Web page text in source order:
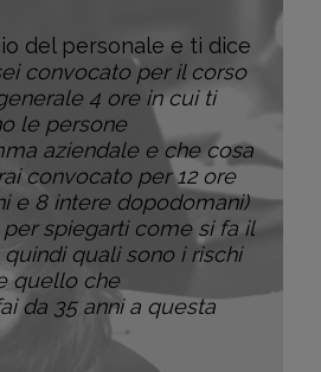
del personale e ti dice
convocato per il corso
4 ore in cui ti
le persone
aziendale e che cosa
convocato per 12 ore
e 8 intere dopodomani)
spiegarti come si fa il
quali sono i rischi
quello che
da 35 anni a questa